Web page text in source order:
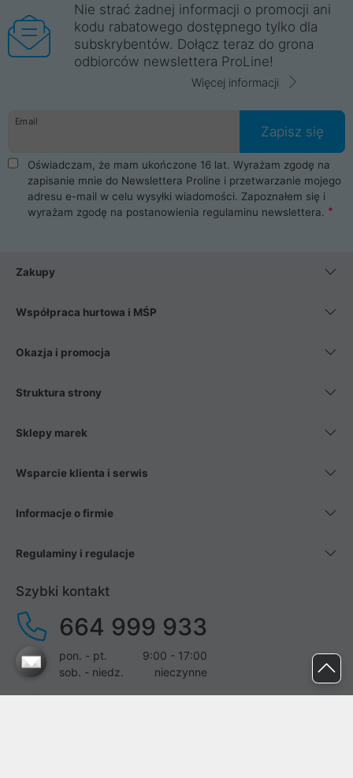
Nie strać żadnej informacji o promocji ani
kodu rabatowego dostępnego tylko dla
subskrybentów. Dołącz teraz do grona
odbiorców newslettera ProLine!
Więcej informacji
Email
Zapisz się
Oświadczam, że mam ukończone 16 lat. Wyrażam zgodę na
zapisanie mnie do Newslettera Proline i przetwarzanie mojego
adresu e-mail w celu wysyłki wiadomości. Zapoznałem się i
wyrażam zgodę na postanowienia regulaminu newslettera.
Zakupy
Współpraca hurtowa i MŚP
Okazja i promocja
Struktura strony
Sklepy marek
Wsparcie klienta i serwis
Informacje o firmie
Regulaminy i regulacje
Szybki kontakt
664 999 933
pon. - pt.
9:00 - 17:00
sob. - niedz.
nieczynne